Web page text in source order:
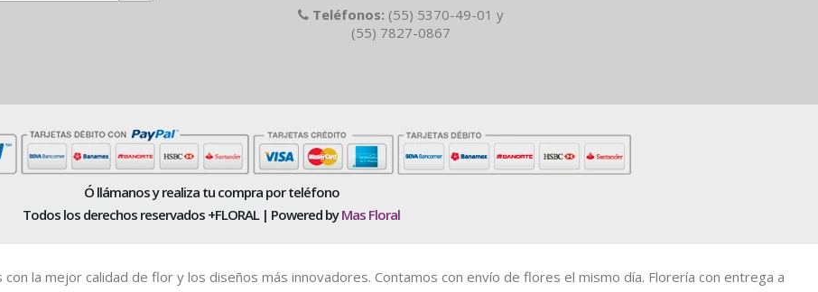
Teléfonos: (55) 5370-49-01 y
(55) 7827-0867
Ó llámanos y realiza tu compra por teléfono
Todos los derechos reservados +FLORAL | Powered byMas Floral
la mejor calidad de flor y los diseños más innovadores. Contamos con envío de flores el mismo día. Florería con entrega a